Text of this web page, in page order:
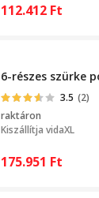
112.412 Ft
6-részes szürke
3.5 (2)
raktáron
Kiszállítja vidaXL
175.951 Ft